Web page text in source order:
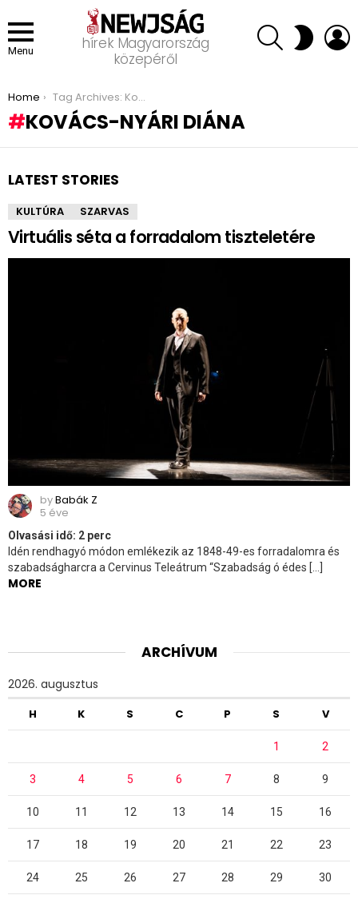
Menu
hírek Magyarország
közepéről
SEARCH SWITCH
SKIN
You are here:
Home Tag Archives: Kovács-Nyári Diána
KOVÁCS-NYÁRI DIÁNA
LATEST STORIES
KULTÚRA SZARVAS
Virtuális séta a forradalom tiszteletére
byBabák Z
5 éve
Olvasási idő: 2 perc
Idén rendhagyó módon emlékezik az 1848-49-es forradalomra és
szabadságharcra a Cervinus Teleátrum “Szabadság ó édes […]
MORE
ARCHÍVUM
2026. augusztus
H K S C P S V
1 2
3 4 5 6 7 8 9
10 11 12 13 14 15 16
17 18 19 20 21 22 23
24 25 26 27 28 29 30